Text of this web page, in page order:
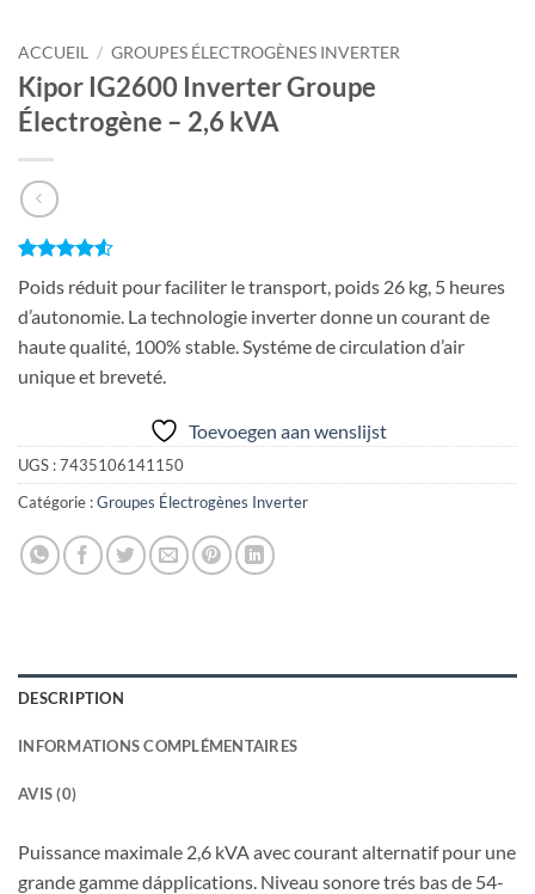
ACCUEIL / GROUPES ÉLECTROGÈNES INVERTER
Kipor IG2600 Inverter Groupe
Électrogène – 2,6 kVA
sur 5 basé
sur
client
Poids réduit pour faciliter le transport, poids 26 kg, 5 heures
d’autonomie. La technologie inverter donne un courant de
haute qualité, 100% stable. Systéme de circulation d’air
unique et breveté.
Toevoegen aan wenslijst
UGS :7435106141150
Catégorie :Groupes Électrogènes Inverter
DESCRIPTION
INFORMATIONS COMPLÉMENTAIRES
AVIS (0)
Puissance maximale 2,6 kVA avec courant alternatif pour une
grande gamme dápplications. Niveau sonore trés bas de 54-